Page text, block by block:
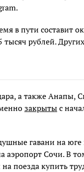
в пути составит
тысяч рублей.
а также Анапы,
закрытыс
гавани на юге
аэропорт Сочи. В
поезда купить